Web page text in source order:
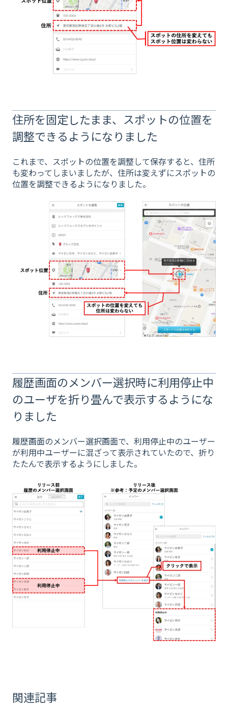
住所を固定したまま、スポットの位置を
調整できるようになりました
これまで、スポットの位置を調整して保存すると、住所
も変わってしまいましたが、住所は変えずにスポットの
位置を調整できるようになりました。
履歴画面のメンバー選択時に利用停止中
のユーザを折り畳んで表示するようにな
りました
履歴画面のメンバー選択画面で、利用停止中のユーザー
が利用中ユーザーに混ざって表示されていたので、折り
たたんで表示するようにしました。
関連記事